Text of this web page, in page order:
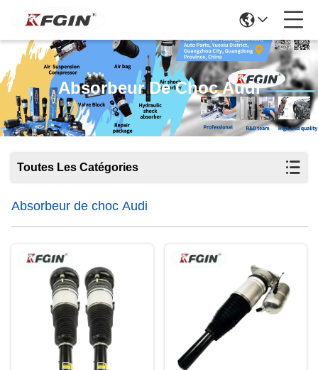
Absorbeur De Choc Audi
Toutes Les Catégories
Absorbeur de choc Audi